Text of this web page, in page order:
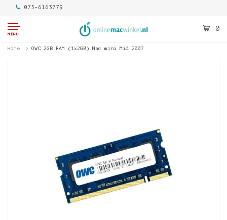
075-6163779
MENU
0
Home OWC 2GB RAM (1x2GB) Mac mini Mid 2007